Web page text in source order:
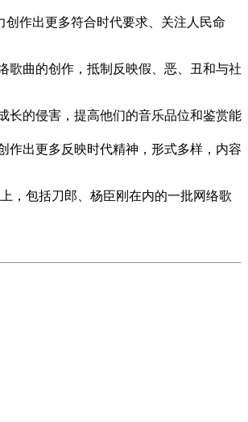
作出更多符合时代要求、关注人民命
曲的创作，抵制反映假、恶、丑和与社
长的侵害，提高他们的音乐品位和鉴赏能
作出更多反映时代精神，形式多样，内容
，包括刀郎、杨臣刚在内的一批网络歌